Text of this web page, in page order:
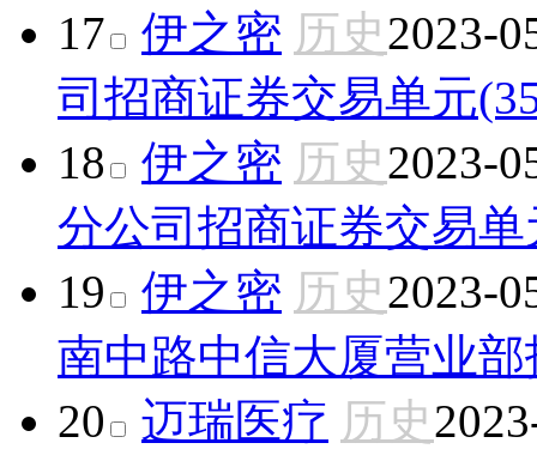
17
伊之密 历史2023-
司 招商证券交易单元
18
伊之密 历史2023-
分公司 招商证券交易单
19
伊之密 历史2023-
南中路中信大厦营业部
20
迈瑞医疗 历史